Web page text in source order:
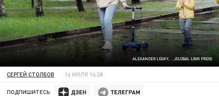
ALEXANDER LEGKY, . ../GLOBAL LOOK PRESS
СЕРГЕЙ СТОЛБОВ 14 ИЮЛЯ 14:28
ПОДПИШИТЕСЬ: